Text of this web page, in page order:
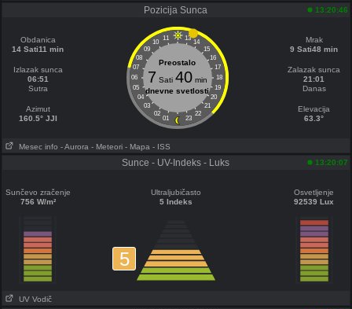
Pozicija Sunca 13:20:46
Obdanica
14 Sati11 min
Izlazak sunca
06:51
Sutra
Azimut
160.5° JJI
11 13
10
14
09
15
08
16
07
17
06
18
05
19
04
20
03
21
02
22
01 23
Preostalo
7 Sati 40min
dnevne svetlosti
Mrak
9 Sati48 min
Zalazak sunca
21:01
Danas
Elevacija
63.3°
Mesec info - Aurora - Meteori - Mapa - ISS
Sunce - UV-Indeks - Luks 13:20:07
Sunčevo zračenje
756 W/m²
Ultraljubičasto
5 Indeks
5
Osvetljenje
92539 Lux
UV Vodič